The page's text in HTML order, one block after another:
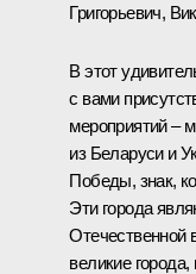
Григорьевич,
В этот
с вами
мероприятий –
из Беларуси и
Победы, знак,
Эти города
Отечественной
великие